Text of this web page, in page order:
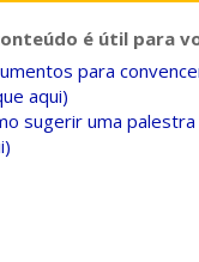
é útil para
para
aqui)
sugerir uma